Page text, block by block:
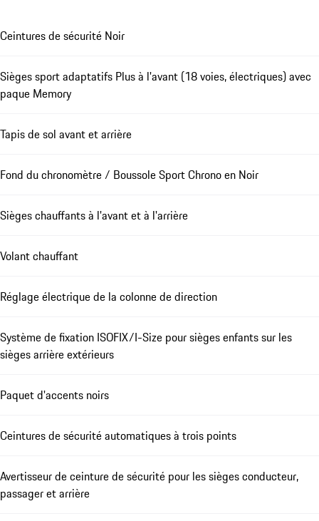
Ceintures de sécurité Noir
Sièges sport adaptatifs Plus à l'avant (18 voies, électriques) avec
paque Memory
Tapis de sol avant et arrière
Fond du chronomètre / Boussole Sport Chrono en Noir
Sièges chauffants à l'avant et à l'arrière
Volant chauffant
Réglage électrique de la colonne de direction
Système de fixation ISOFIX/I-Size pour sièges enfants sur les
sièges arrière extérieurs
Paquet d'accents noirs
Ceintures de sécurité automatiques à trois points
Avertisseur de ceinture de sécurité pour les sièges conducteur,
passager et arrière